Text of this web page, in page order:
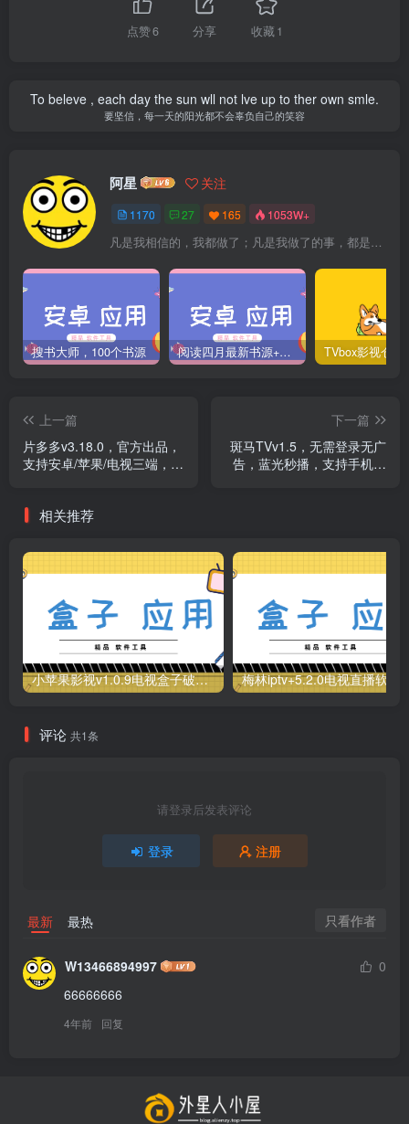
点赞6 分享 收藏1
To beleve , each day the sun wll not lve up to ther own smle.
要坚信，每一天的阳光都不会辜负自己的笑容
阿星 关注
1170 27 165 1053W+
凡是我相信的，我都做了；凡是我做了的事，都是全身心地投入去做的
搜书大师，100个书源 阅读四月最新书源+阅读TTS语音引擎安装教程
上一篇
片多多v3.18.0，官方出品，
支持安卓/苹果/电视三端，蓝
下一篇
斑马TVv1.5，无需登录无广
告，蓝光秒播，支持手机遥
相关推荐
小苹果影视v1.0.9电视盒子破解版下载，继续免费白嫖直播和点播！
评论 共1条
请登录后发表评论
登录 注册
最新 最热 只看作者
W13466894997
0
66666666
4年前 回复